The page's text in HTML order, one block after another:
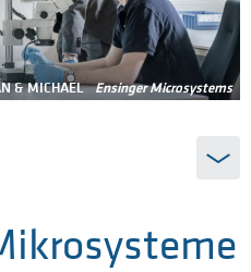
& MICHAEL Ensinger Microsystems